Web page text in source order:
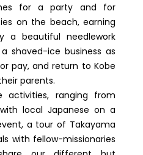
for a party and for
on the beach, earning
a beautiful needlework
shaved-ice business as
pay, and return to Kobe
parents.
activities, ranging from
local Japanese on a
a tour of Takayama
with fellow-missionaries